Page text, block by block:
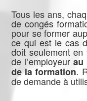
Tous les ans,
de congés
pour se former
ce qui est le cas
doit seulement
de l’employeurau
de la formation.
de demande à